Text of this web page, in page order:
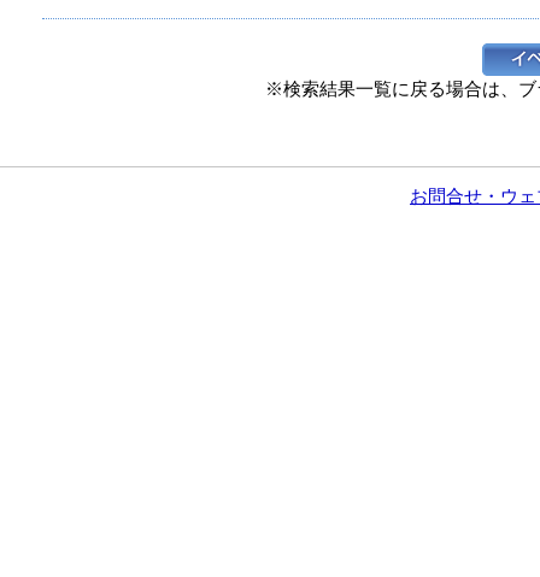
※検索結果一覧に戻る場合は、
お問合せ・ウ